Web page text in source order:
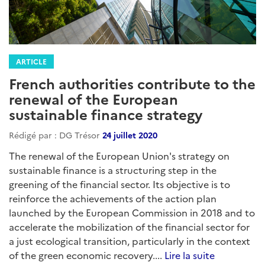
ARTICLE
French authorities contribute to the
renewal of the European
sustainable finance strategy
Rédigé par : DG Trésor 24 juillet 2020
The renewal of the European Union's strategy on
sustainable finance is a structuring step in the
greening of the financial sector. Its objective is to
reinforce the achievements of the action plan
launched by the European Commission in 2018 and to
accelerate the mobilization of the financial sector for
a just ecological transition, particularly in the context
of the green economic recovery.... Lire la suite